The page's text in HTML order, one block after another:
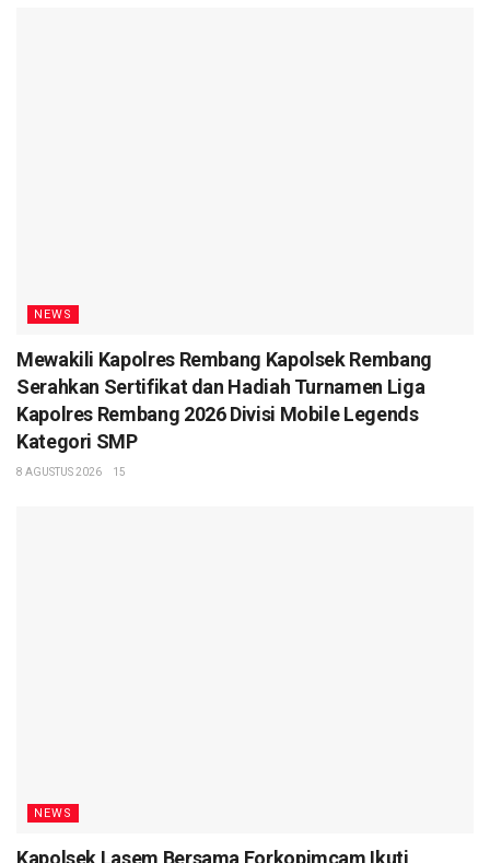
NEWS
Mewakili Kapolres Rembang Kapolsek Rembang
Serahkan Sertifikat dan Hadiah Turnamen Liga
Kapolres Rembang 2026 Divisi Mobile Legends
Kategori SMP
8 AGUSTUS 2026 15
NEWS
Kapolsek Lasem Bersama Forkopimcam Ikuti